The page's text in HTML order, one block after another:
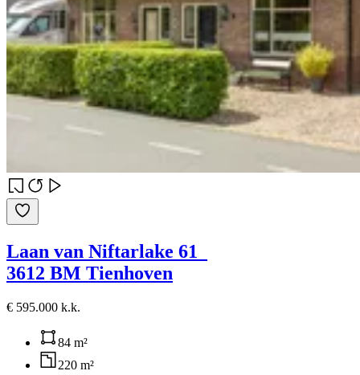
Laan van Niftarlake 61
3612 BM Tienhoven
€ 595.000 k.k.
84 m²
220 m²